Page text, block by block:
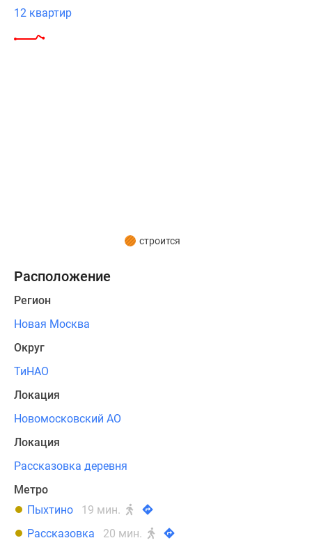
В
доступности
Москве
Киевское,
Минское
и
Боровское
шоссе:
путь
МКАД
составляет
15
до
центра
12 квартир
строится
Расположение
Регион
Новая Москва
Округ
ТиНАО
Локация
Новомосковский АО
Локация
Рассказовка деревня
Метро
Пыхтино
19 мин.
Рассказовка
20 мин.